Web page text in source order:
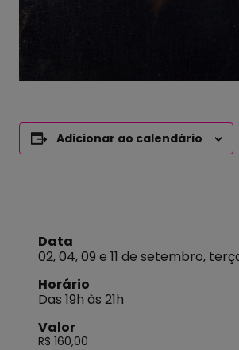
Adicionar ao calendário
Data
02, 04, 09 e 11 de setembro,
Horário
Das 19h às 21h
Valor
R$ 160,00